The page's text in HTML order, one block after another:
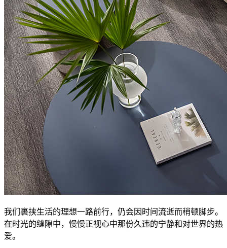
我们裹挟生活的理想一路前行，仍会因时间流逝而稍顿脚步。
在时光的缝隙中，慢慢正视心中那份久违的宁静和对世界的热
爱。